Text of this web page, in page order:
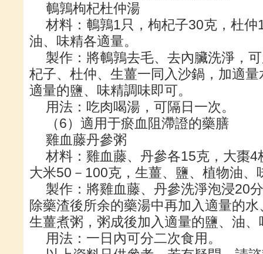
鵪鶉枸杞杜仲湯
材料：鵪鶉1只，枸杞子30克，杜
油、味精各適量。
製作：將鵪鶉去毛、去內臟洗淨，
杞子、杜仲、生薑一同入沙鍋，加適
適量的鹽、味精調味即可。
用法：吃肉喝湯，可隔日一次。
（6）適用于瘀血阻滯證的藥膳
雞血藤丹參粥
材料：雞血藤、丹參各15克，大棗
大米50－100克，生薑、鹽、植物油、
製作：將雞血藤、丹參洗淨泡浸20
除藥渣後所余的藥湯中再加入適量的
生薑煮粥，粥成後加入適量的鹽、油
用法：一日內可分二次食用。